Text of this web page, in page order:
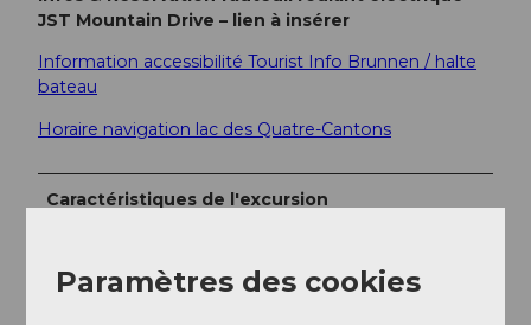
JST Mountain Drive – lien à insérer
Information accessibilité Tourist Info Brunnen / halte
bateau
Horaire navigation lac des Quatre-Cantons
Caractéristiques de l'excursion
Paramètres des cookies